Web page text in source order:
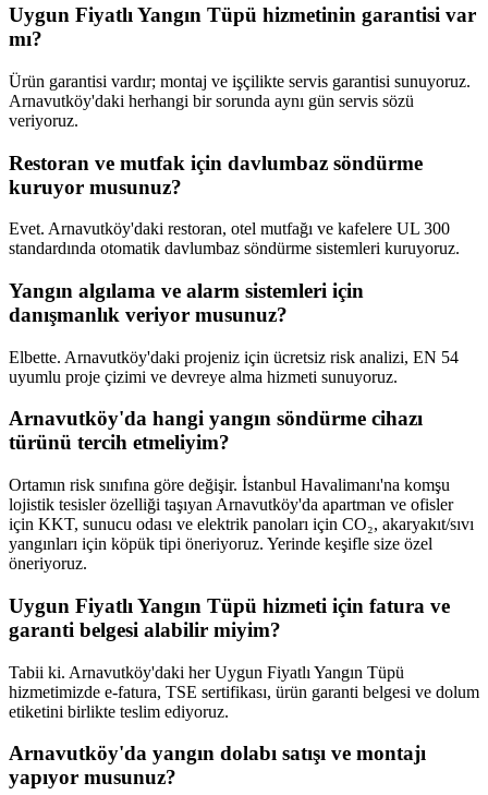
Uygun Fiyatlı Yangın Tüpü hizmetinin garantisi var
mı?
Ürün garantisi vardır; montaj ve işçilikte servis garantisi sunuyoruz.
Arnavutköy'daki herhangi bir sorunda aynı gün servis sözü
veriyoruz.
Restoran ve mutfak için davlumbaz söndürme
kuruyor musunuz?
Evet. Arnavutköy'daki restoran, otel mutfağı ve kafelere UL 300
standardında otomatik davlumbaz söndürme sistemleri kuruyoruz.
Yangın algılama ve alarm sistemleri için
danışmanlık veriyor musunuz?
Elbette. Arnavutköy'daki projeniz için ücretsiz risk analizi, EN 54
uyumlu proje çizimi ve devreye alma hizmeti sunuyoruz.
Arnavutköy'da hangi yangın söndürme cihazı
türünü tercih etmeliyim?
Ortamın risk sınıfına göre değişir. İstanbul Havalimanı'na komşu
lojistik tesisler özelliği taşıyan Arnavutköy'da apartman ve ofisler
için KKT, sunucu odası ve elektrik panoları için CO₂, akaryakıt/sıvı
yangınları için köpük tipi öneriyoruz. Yerinde keşifle size özel
öneriyoruz.
Uygun Fiyatlı Yangın Tüpü hizmeti için fatura ve
garanti belgesi alabilir miyim?
Tabii ki. Arnavutköy'daki her Uygun Fiyatlı Yangın Tüpü
hizmetimizde e-fatura, TSE sertifikası, ürün garanti belgesi ve dolum
etiketini birlikte teslim ediyoruz.
Arnavutköy'da yangın dolabı satışı ve montajı
yapıyor musunuz?